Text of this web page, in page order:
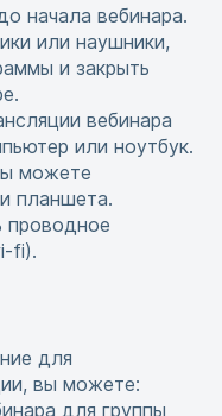
начала вебинара.
или наушники,
и закрыть
вебинара
или ноутбук.
можете
планшета.
проводное
fi).
для
вы можете:
для группы